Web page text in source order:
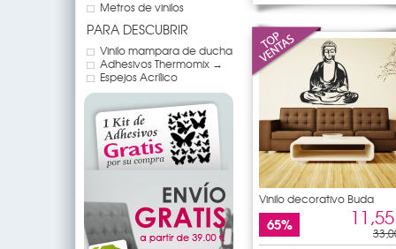
Metros de vinilos
PARA DESCUBRIR
Vinilo mampara de ducha
Adhesivos Thermomix →
Espejos Acrílico
Vinilo decorativo Buda
65%